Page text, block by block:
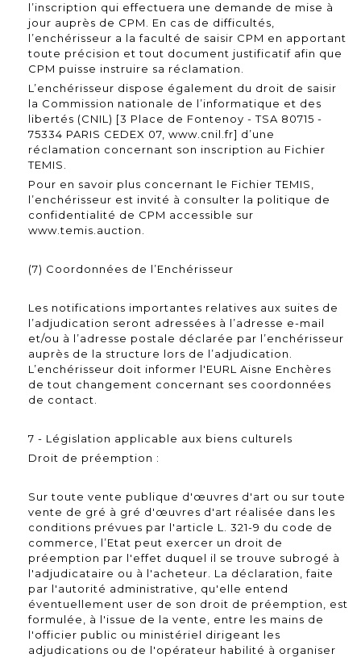
l’inscription qui effectuera une demande de mise à
jour auprès de CPM. En cas de difficultés,
l’enchérisseur a la faculté de saisir CPM en apportant
toute précision et tout document justificatif afin que
CPM puisse instruire sa réclamation.
L’enchérisseur dispose également du droit de saisir
la Commission nationale de l’informatique et des
libertés (CNIL) [3 Place de Fontenoy - TSA 80715 -
75334 PARIS CEDEX 07, www.cnil.fr] d’une
réclamation concernant son inscription au Fichier
TEMIS.
Pour en savoir plus concernant le Fichier TEMIS,
l’enchérisseur est invité à consulter la politique de
confidentialité de CPM accessible sur
www.temis.auction.
(7) Coordonnées de l’Enchérisseur
Les notifications importantes relatives aux suites de
l’adjudication seront adressées à l’adresse e-mail
et/ou à l’adresse postale déclarée par l’enchérisseur
auprès de la structure lors de l’adjudication.
L’enchérisseur doit informer l'EURL Aisne Enchères
de tout changement concernant ses coordonnées
de contact.
7 - Législation applicable aux biens culturels
Droit de préemption :
Sur toute vente publique d'œuvres d'art ou sur toute
vente de gré à gré d'œuvres d'art réalisée dans les
conditions prévues par l'article L. 321-9 du code de
commerce, l’Etat peut exercer un droit de
préemption par l'effet duquel il se trouve subrogé à
l'adjudicataire ou à l'acheteur. La déclaration, faite
par l'autorité administrative, qu'elle entend
éventuellement user de son droit de préemption, est
formulée, à l'issue de la vente, entre les mains de
l'officier public ou ministériel dirigeant les
adjudications ou de l'opérateur habilité à organiser